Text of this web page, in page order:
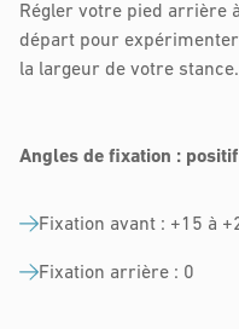
Régler votre pied arrière
départ pour
la largeur de votre stance.
Angles de fixation :
Fixation avant : +15 à
Fixation arrière : 0